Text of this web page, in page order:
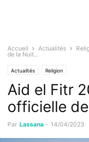
Accueil Actualités
de la Nuit...
Actualités Religion
Aid el Fitr
officielle
Par Lassana - 14/04/2023